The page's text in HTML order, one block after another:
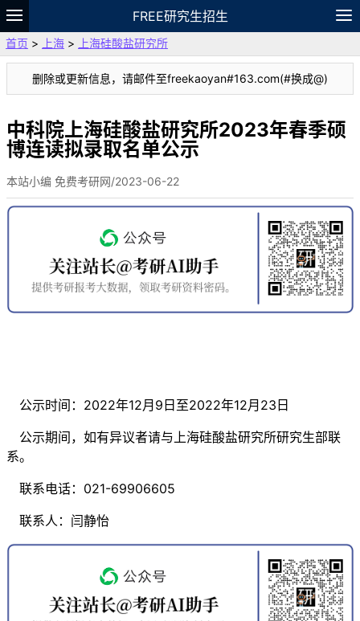
FREE研究生招生
题库
故事 专题 APP
VIP
资料
首页 > 上海 > 上海硅酸盐研究所
删除或更新信息，请邮件至freekaoyan#163.com(#换成@)
中科院上海硅酸盐研究所2023年春季硕
博连读拟录取名单公示
本站小编 免费考研网/2023-06-22
公示时间：2022年12月9日至2022年12月23日
公示期间，如有异议者请与上海硅酸盐研究所研究生部联
系。
联系电话：021-69906605
联系人：闫静怡